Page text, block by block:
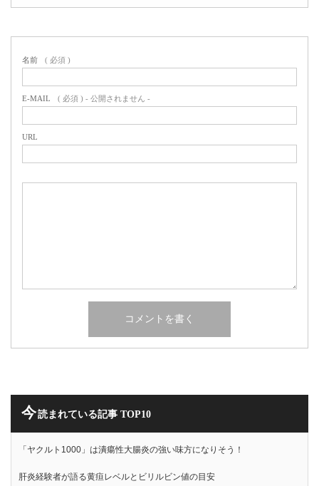
名前 ( 必須 )
E-MAIL ( 必須 ) - 公開されません -
URL
今読まれている記事 TOP10
「ヤクルト1000」は潰瘍性大腸炎の強い味方になりそう！
肝炎経験者が語る黄疸レベルとビリルビン値の目安